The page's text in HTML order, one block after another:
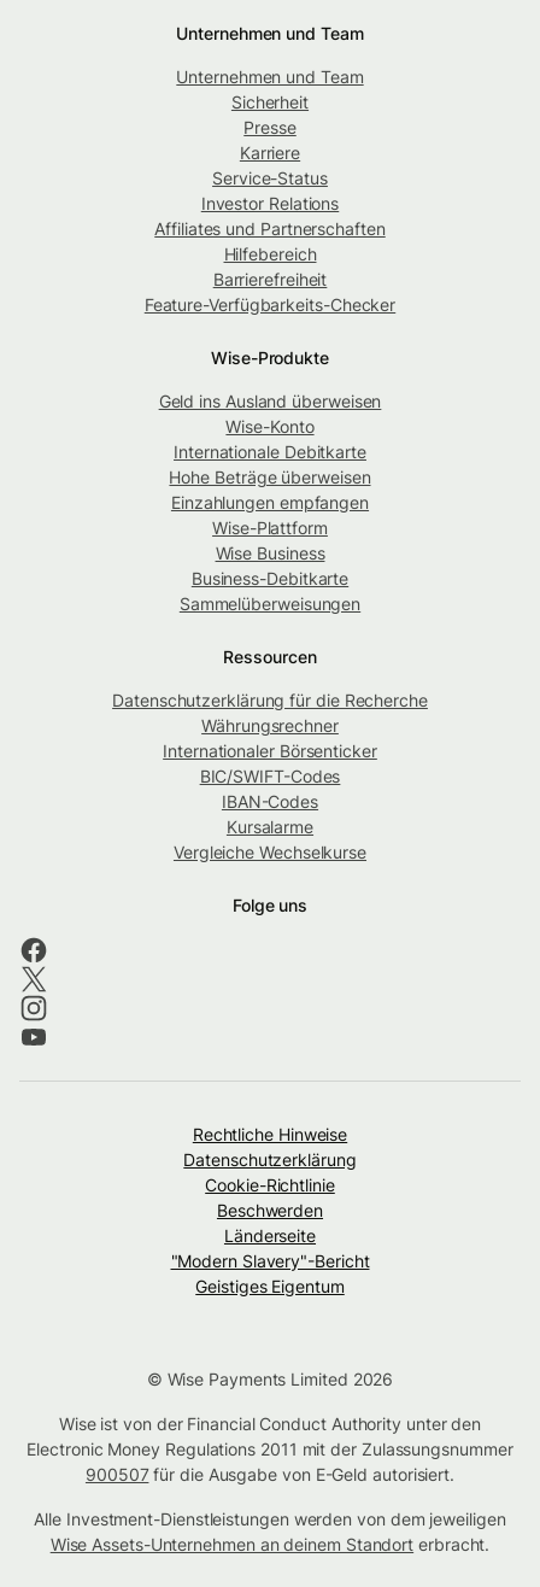
Unternehmen und Team
Unternehmen und Team
Sicherheit
Presse
Karriere
Service-Status
Investor Relations
Affiliates und Partnerschaften
Hilfebereich
Barrierefreiheit
Feature-Verfügbarkeits-Checker
Wise-Produkte
Geld ins Ausland überweisen
Wise-Konto
Internationale Debitkarte
Hohe Beträge überweisen
Einzahlungen empfangen
Wise-Plattform
Wise Business
Business-Debitkarte
Sammelüberweisungen
Ressourcen
Datenschutzerklärung für die Recherche
Währungsrechner
Internationaler Börsenticker
BIC/SWIFT-Codes
IBAN-Codes
Kursalarme
Vergleiche Wechselkurse
Folge uns
Rechtliche Hinweise
Datenschutzerklärung
Cookie-Richtlinie
Beschwerden
Länderseite
"Modern Slavery"-Bericht
Geistiges Eigentum
© Wise Payments Limited 2026
Wise ist von der Financial Conduct Authority unter den
Electronic Money Regulations 2011 mit der Zulassungsnummer
900507für die Ausgabe von E-Geld autorisiert.
Alle Investment-Dienstleistungen werden von dem jeweiligen
Wise Assets-Unternehmen an deinem Standort erbracht.